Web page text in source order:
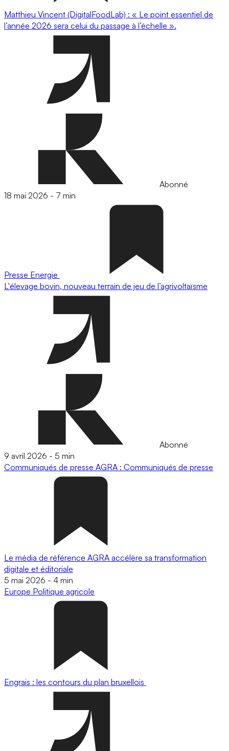
Matthieu Vincent (DigitalFoodLab) : « Le point essentiel de
l’année 2026 sera celui du passage à l’échelle ».
Abonné
18 mai 2026 - 7 min
Presse Energie
L'élevage bovin, nouveau terrain de jeu de l’agrivoltaïsme
Abonné
9 avril 2026 - 5 min
Communiqués de presse AGRA : Communiqués de presse
Le média de référence AGRA accélère sa transformation
digitale et éditoriale
5 mai 2026 - 4 min
Europe Politique agricole
Engrais : les contours du plan bruxellois